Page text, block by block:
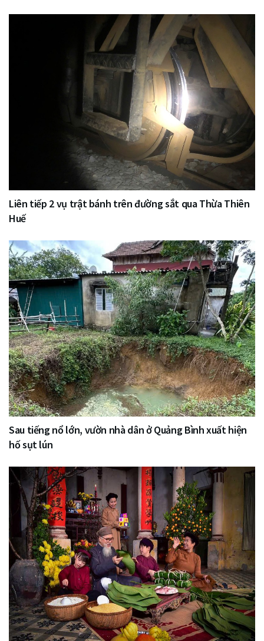
Liên tiếp 2 vụ trật bánh trên đường sắt qua Thừa Thiên
Huế
Sau tiếng nổ lớn, vườn nhà dân ở Quảng Bình xuất hiện
hố sụt lún